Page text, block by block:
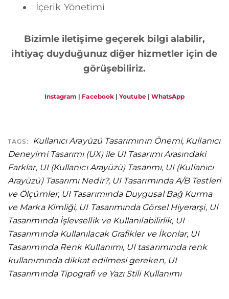
İçerik Yönetimi
Bizimle iletişime geçerek bilgi alabilir,
ihtiyaç duyduğunuz diğer hizmetler için de
görüşebiliriz.
Instagram | Facebook|Youtube| WhatsApp
TAGS: Kullanıcı Arayüzü Tasarımının Önemi, Kullanıcı
Deneyimi Tasarımı (UX) ile UI Tasarımı Arasındaki
Farklar, UI (Kullanıcı Arayüzü) Tasarımı, UI (Kullanıcı
Arayüzü) Tasarımı Nedir?, UI Tasarımında A/B Testleri
ve Ölçümler, UI Tasarımında Duygusal Bağ Kurma
ve Marka Kimliği, UI Tasarımında Görsel Hiyerarşi, UI
Tasarımında İşlevsellik ve Kullanılabilirlik, UI
Tasarımında Kullanılacak Grafikler ve İkonlar, UI
Tasarımında Renk Kullanımı, UI tasarımında renk
kullanımında dikkat edilmesi gereken, UI
Tasarımında Tipografi ve Yazı Stili Kullanımı